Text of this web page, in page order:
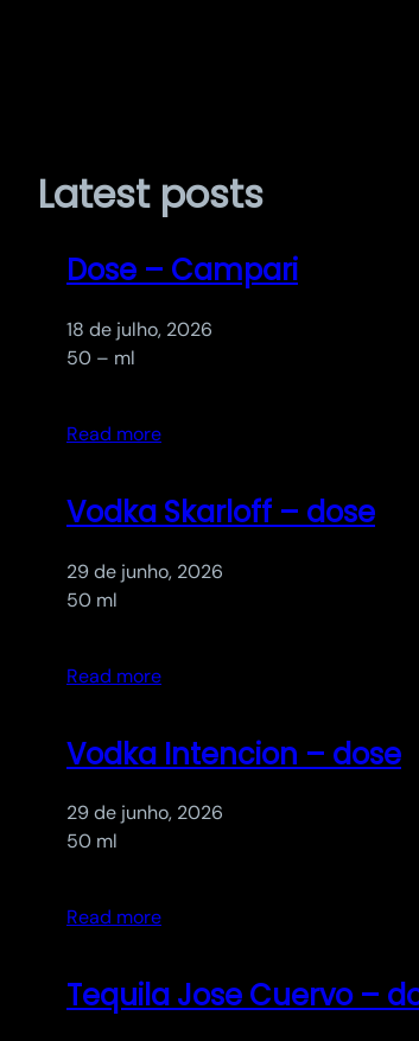
conteúdo
Latest posts
Dose – Campari
18 de julho, 2026
50 – ml
Read more
Vodka Skarloff – dose
29 de junho, 2026
50 ml
Read more
Vodka Intencion – dose
29 de junho, 2026
50 ml
Read more
Tequila Jose Cuervo –